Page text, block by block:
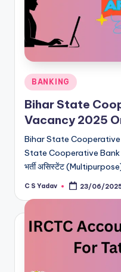
Posted
in
BANKING
Bihar State
Vacancy 2025
Bihar State
State Cooperative Bank
भर्ती असिस्टेंट
Posted
C S Yadav 23/06/